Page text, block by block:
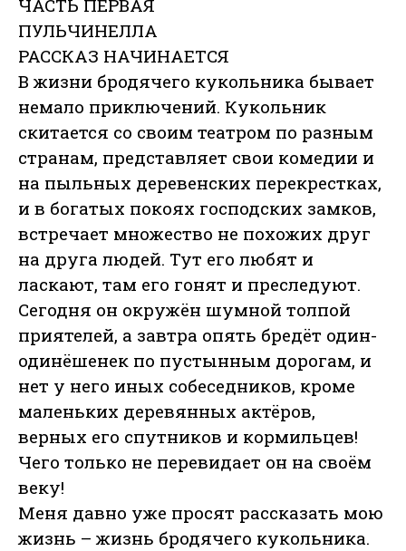
ЧАСТЬ ПЕРВАЯ
ПУЛЬЧИНЕЛЛА
РАССКАЗ НАЧИНАЕТСЯ
В жизни бродячего кукольника бывает
немало приключений. Кукольник
скитается со своим театром по разным
странам, представляет свои комедии и
на пыльных деревенских перекрестках,
и в богатых покоях господских замков,
встречает множество не похожих друг
на друга людей. Тут его любят и
ласкают, там его гонят и преследуют.
Сегодня он окружён шумной толпой
приятелей, а завтра опять бредёт один-
одинёшенек по пустынным дорогам, и
нет у него иных собеседников, кроме
маленьких деревянных актёров,
верных его спутников и кормильцев!
Чего только не перевидает он на своём
веку!
Меня давно уже просят рассказать мою
жизнь – жизнь бродячего кукольника.